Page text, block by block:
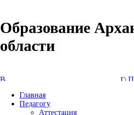
Образование
области
Главная
Педагогу
Аттестация